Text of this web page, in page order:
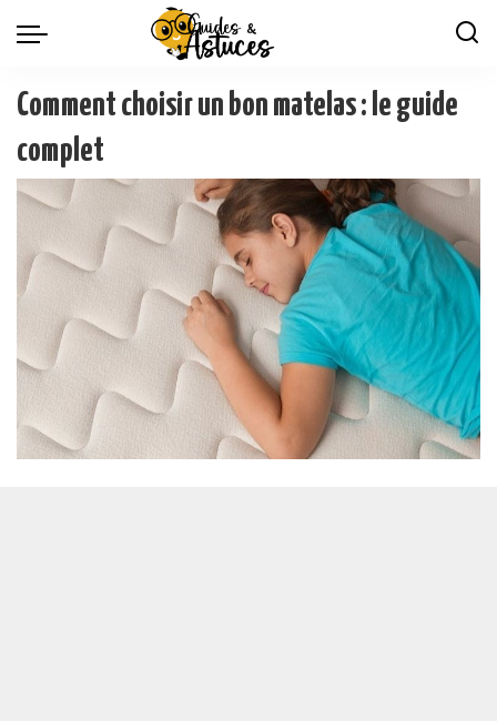
Comment choisir un bon matelas : le guide
complet